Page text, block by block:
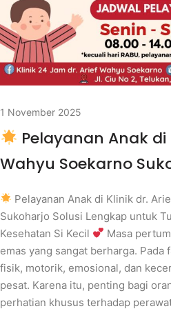
1 November 2025
Pelayanan Anak di
Wahyu Soekarno
Pelayanan Anak di Klinik dr.
Sukoharjo Solusi Lengkap untuk
Kesehatan Si Kecil
Masa
emas yang sangat berharga. Pada
fisik, motorik, emosional, dan
pesat. Karena itu, penting bagi
perhatian khusus terhadap